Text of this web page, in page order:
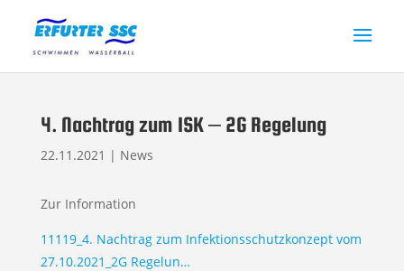
4. Nachtrag zum ISK – 2G Regelung
22.11.2021 | News
Zur Information
11119_4. Nachtrag zum Infektionsschutzkonzept vom
27.10.2021_2G Regelun…